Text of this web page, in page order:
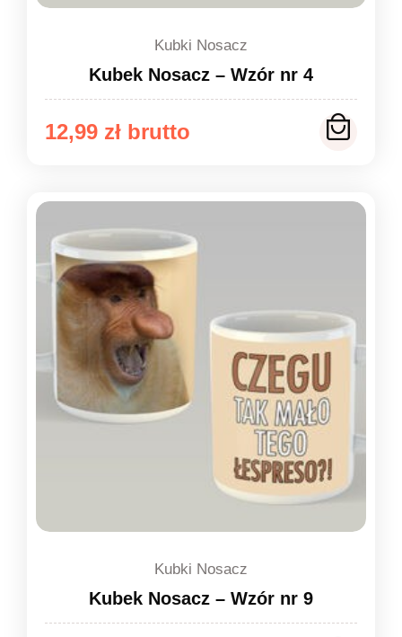
Kubki Nosacz
Kubek Nosacz – Wzór nr 4
12,99 zł
Kubki Nosacz
Kubek Nosacz – Wzór nr 9